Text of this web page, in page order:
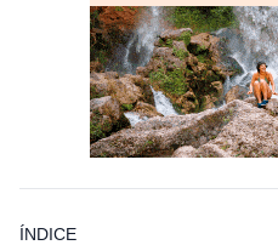
ÍNDICE